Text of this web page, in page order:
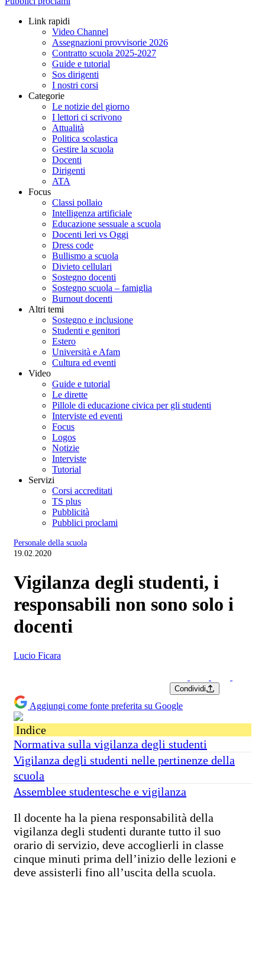
Link rapidi
Video Channel
Assegnazioni provvisorie 2026
Contratto scuola 2025-2027
Guide e tutorial
Sos dirigenti
I nostri corsi
Categorie
Le notizie del giorno
I lettori ci scrivono
Attualità
Politica scolastica
Gestire la scuola
Docenti
Dirigenti
ATA
Focus
Classi pollaio
Intelligenza artificiale
Educazione sessuale a scuola
Docenti Ieri vs Oggi
Dress code
Bullismo a scuola
Divieto cellulari
Sostegno docenti
Sostegno scuola – famiglia
Burnout docenti
Altri temi
Sostegno e inclusione
Studenti e genitori
Estero
Università e Afam
Cultura ed eventi
Video
Guide e tutorial
Le dirette
Pillole di educazione civica per gli studenti
Interviste ed eventi
Focus
Logos
Notizie
Interviste
Tutorial
Servizi
Corsi accreditati
TS plus
Pubblicità
Pubblici proclami
Personale della scuola
19.02.2020
Vigilanza degli studenti, i
responsabili non sono solo i
docenti
Lucio Ficara
Condividi
Aggiungi come fonte preferita su Google
Indice
Normativa sulla vigilanza degli studenti
Vigilanza degli studenti nelle pertinenze della
scuola
Assemblee studentesche e vigilanza
Il docente ha la piena responsabilità della
vigilanza degli studenti durante tutto il suo
orario di servizio, deve accoglierli in classe
cinque minuti prima dell’inizio delle lezioni e
deve assisterli fino all’uscita della scuola.